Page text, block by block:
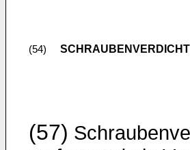
(54)
(57)